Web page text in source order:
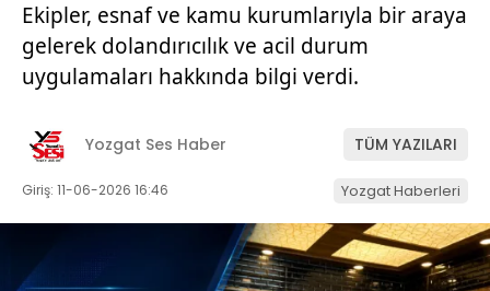
Ekipler, esnaf ve kamu kurumlarıyla bir araya
gelerek dolandırıcılık ve acil durum
uygulamaları hakkında bilgi verdi.
Yozgat Ses Haber TÜM YAZILARI
Giriş: 11-06-2026 16:46 Yozgat Haberleri